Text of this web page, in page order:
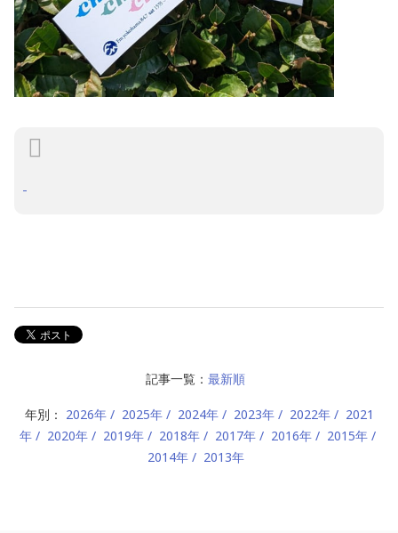
記事一覧： 最新順
年別： 2026年 2025年 2024年 2023年 2022年
2021
年
2020年 2019年 2018年 2017年 2016年
2015年
2014年
2013年